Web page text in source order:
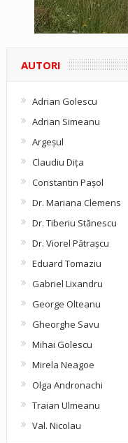
AUTORI
Adrian Golescu
Adrian Simeanu
Argeşul
Claudiu Diţa
Constantin Pașol
Dr. Mariana Clemens
Dr. Tiberiu Stănescu
Dr. Viorel Pătraşcu
Eduard Tomaziu
Gabriel Lixandru
George Olteanu
Gheorghe Savu
Mihai Golescu
Mirela Neagoe
Olga Andronachi
Traian Ulmeanu
Val. Nicolau